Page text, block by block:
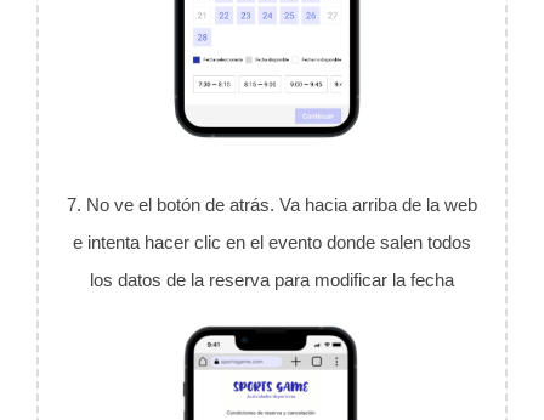
7. No ve el botón de atrás. Va hacia arriba de la web
e intenta hacer clic en el evento donde salen todos
los datos de la reserva para modificar la fecha